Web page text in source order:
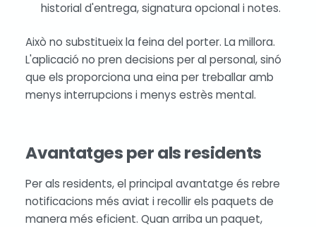
historial d'entrega, signatura opcional i notes.
Això no substitueix la feina del porter. La millora.
L'aplicació no pren decisions per al personal, sinó
que els proporciona una eina per treballar amb
menys interrupcions i menys estrès mental.
Avantatges per als residents
Per als residents, el principal avantatge és rebre
notificacions més aviat i recollir els paquets de
manera més eficient. Quan arriba un paquet,